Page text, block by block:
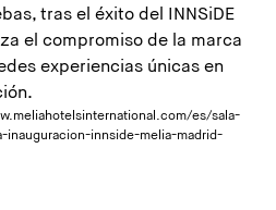
tras el éxito del INNSiDE
el compromiso de la marca
experiencias únicas en
es/sala-
innside-melia-madrid-